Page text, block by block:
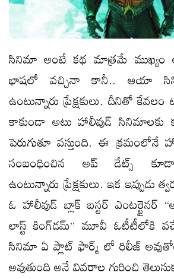
సినిమా అంటే కథ మాత్రమే ముఖ్యం
భాషలో వచ్చినా కానీ.. ఆయా
ఉంటున్నారు ప్రేక్షకులు. దీనితో
కాకుండా అటు హాలీవుడ్
పెరుగుతూ వస్తుంది. ఈ క్రమంలోనే
సంబంధించిన అప్ డేట్స్ కూడా
ఉంటున్నారు ప్రేక్షకులు. ఇక
ఓ హాలీవుడ్ బ్లాక్ బస్టర్ ఎంటర్టైనర్
లాస్ట్ కింగ్‌డ‌మ్” మూవీ ఓటీటీలోకి
సినిమా ఏ ప్లాట్ ఫార్మ్ లో రిలీజ్
అవుతుంది అనే వివరాల గురించి